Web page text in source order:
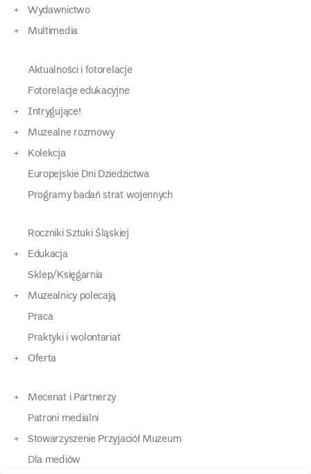
Wydawnictwo
Multimedia
Aktualności i fotorelacje
Fotorelacje edukacyjne
Intrygujące!
Muzealne rozmowy
Kolekcja
Europejskie Dni Dziedzictwa
Programy badań strat wojennych
Roczniki Sztuki Śląskiej
Edukacja
Sklep/Księgarnia
Muzealnicy polecają
Praca
Praktyki i wolontariat
Oferta
Mecenat i Partnerzy
Patroni medialni
Stowarzyszenie Przyjaciół Muzeum
Dla mediów